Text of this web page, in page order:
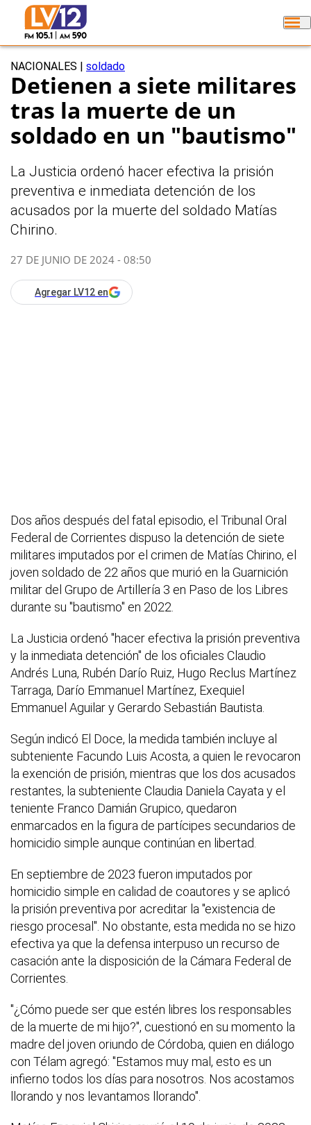
NACIONALES soldado
Detienen a siete militares
tras la muerte de un
soldado en un "bautismo"
La Justicia ordenó hacer efectiva la prisión
preventiva e inmediata detención de los
acusados por la muerte del soldado Matías
Chirino.
27 DE JUNIO DE 2024 - 08:50
Agregar LV12 en
Dos años después del fatal episodio, el Tribunal Oral
Federal de Corrientes dispuso la detención de siete
militares imputados por el crimen de Matías Chirino, el
joven soldado de 22 años que murió en la Guarnición
militar del Grupo de Artillería 3 en Paso de los Libres
durante su "bautismo" en 2022.
La Justicia ordenó "hacer efectiva la prisión preventiva
y la inmediata detención" de los oficiales Claudio
Andrés Luna, Rubén Darío Ruiz, Hugo Reclus Martínez
Tarraga, Darío Emmanuel Martínez, Exequiel
Emmanuel Aguilar y Gerardo Sebastián Bautista.
Según indicó El Doce, la medida también incluye al
subteniente Facundo Luis Acosta, a quien le revocaron
la exención de prisión, mientras que los dos acusados
restantes, la subteniente Claudia Daniela Cayata y el
teniente Franco Damián Grupico, quedaron
enmarcados en la figura de partícipes secundarios de
homicidio simple aunque continúan en libertad.
En septiembre de 2023 fueron imputados por
homicidio simple en calidad de coautores y se aplicó
la prisión preventiva por acreditar la "existencia de
riesgo procesal". No obstante, esta medida no se hizo
efectiva ya que la defensa interpuso un recurso de
casación ante la disposición de la Cámara Federal de
Corrientes.
"¿Cómo puede ser que estén libres los responsables
de la muerte de mi hijo?", cuestionó en su momento la
madre del joven oriundo de Córdoba, quien en diálogo
con Télam agregó: "Estamos muy mal, esto es un
infierno todos los días para nosotros. Nos acostamos
llorando y nos levantamos llorando".